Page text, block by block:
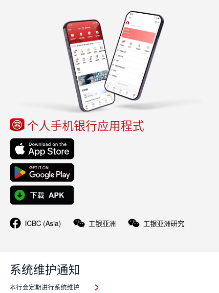
个人手机银行应用程式
ICBC (Asia) 工银亚洲 工银亚洲研究
系统维护通知
本行会定期进行系统维护